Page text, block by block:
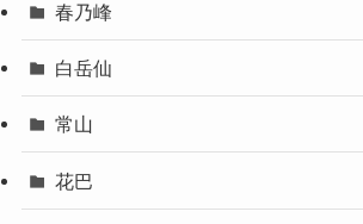
春乃峰
白岳仙
常山
花巴